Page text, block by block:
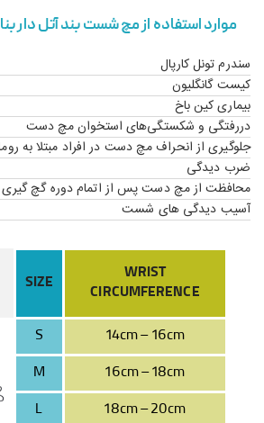
موارد استفاده از مچ شست بند آتل دار
سندرم تونل کارپال
کیست گانگلیون
بیماری کین باخ
دررفتگی و شکستگی‌های استخوان مچ دست
جلوگیری از انحراف مچ دست در افراد مبتلا به
ضرب دیدگی
محافظت از مچ دست پس از اتمام دوره گچ گیری
آسیب دیدگی های شست
SIZE
WRIST
CIRCUMFERENCE
S
14cm – 16cm
M
16cm – 18cm
L
18cm – 20cm